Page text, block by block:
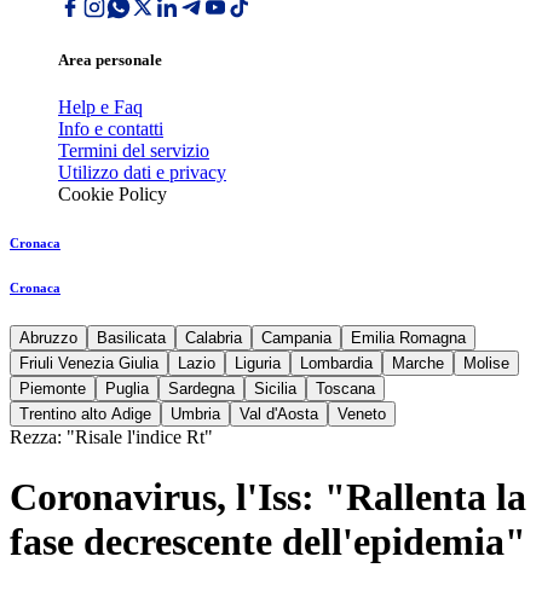
Area personale
Help e Faq
Info e contatti
Termini del servizio
Utilizzo dati e privacy
Cookie Policy
Cronaca
Cronaca
Abruzzo Basilicata Calabria Campania
Emilia Romagna
Friuli Venezia Giulia
Lazio Liguria Lombardia Marche
Molise
Piemonte
Puglia Sardegna Sicilia
Toscana
Trentino alto Adige
Umbria Val d'Aosta Veneto
Rezza: "Risale l'indice Rt"
Coronavirus, l'Iss: "Rallenta la
fase decrescente dell'epidemia"